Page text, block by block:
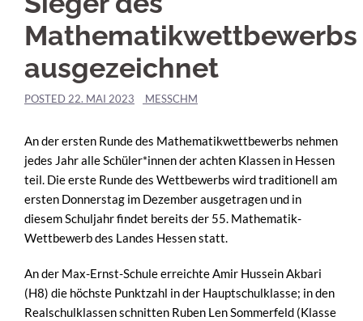
Mathematikwettbewerbs
ausgezeichnet
POSTED 22. MAI 2023 MESSCHM
An der ersten Runde des Mathematikwettbewerbs nehmen
jedes Jahr alle Schüler*innen der achten Klassen in Hessen
teil. Die erste Runde des Wettbewerbs wird traditionell am
ersten Donnerstag im Dezember ausgetragen und in
diesem Schuljahr findet bereits der 55. Mathematik-
Wettbewerb des Landes Hessen statt.
An der Max-Ernst-Schule erreichte Amir Hussein Akbari
(H8) die höchste Punktzahl in der Hauptschulklasse; in den
Realschulklassen schnitten Ruben Len Sommerfeld (Klasse